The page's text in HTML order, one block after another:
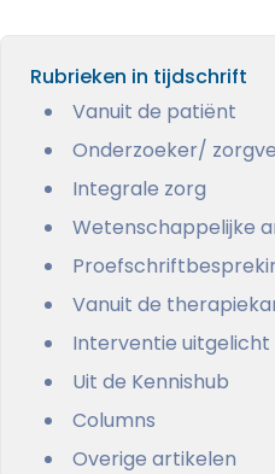
Rubrieken in tijdschrift
Vanuit de patiënt
Onderzoeker/
Integrale zorg
Wetenschappelijke
Vanuit de
Interventie uitgelicht
Uit de Kennishub
Columns
Overige artikelen